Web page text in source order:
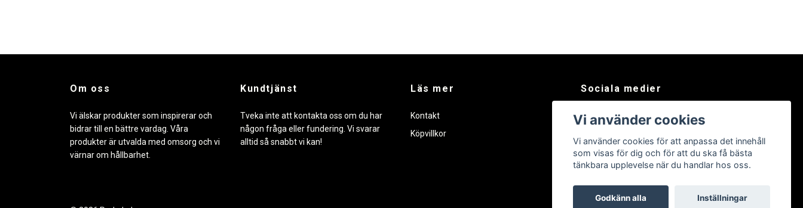
Om oss
Vi älskar produkter som inspirerar och
bidrar till en bättre vardag. Våra
produkter är utvalda med omsorg och vi
värnar om hållbarhet.
Kundtjänst
Tveka inte att kontakta oss om du har
någon fråga eller fundering. Vi svarar
alltid så snabbt vi kan!
Läs mer
Kontakt
Köpvillkor
Sociala medier
Facebook
Vi använder cookies
Vi använder cookies för att anpassa det innehåll
som visas för dig och för att du ska få bästa
tänkbara upplevelse när du handlar hos oss.
Godkänn alla Inställningar